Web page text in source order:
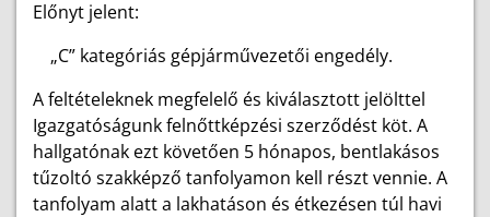
Előnyt jelent:
„C” kategóriás gépjárművezetői engedély.
A feltételeknek megfelelő és kiválasztott jelölttel
Igazgatóságunk felnőttképzési szerződést köt. A
hallgatónak ezt követően 5 hónapos, bentlakásos
tűzoltó szakképző tanfolyamon kell részt vennie. A
tanfolyam alatt a lakhatáson és étkezésen túl havi